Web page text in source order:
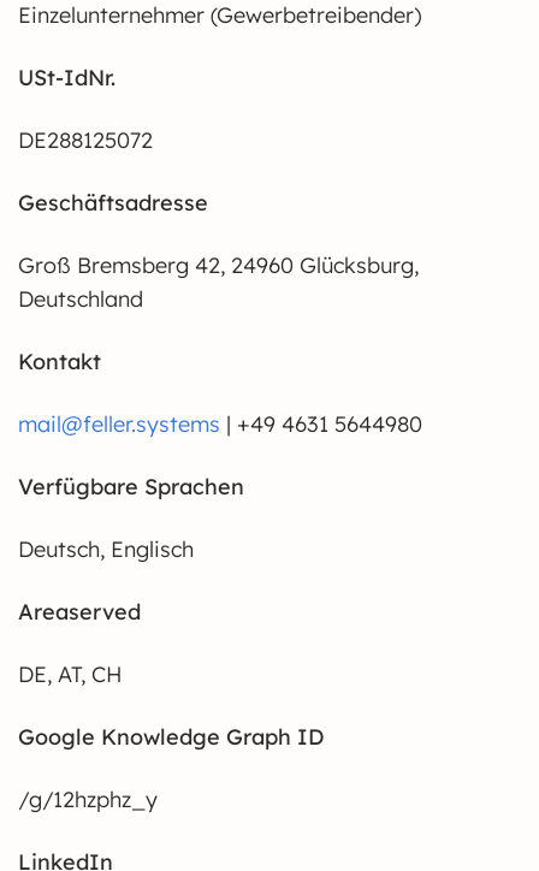
Einzelunternehmer (Gewerbetreibender)
USt-IdNr.
DE288125072
Geschäftsadresse
Groß Bremsberg 42, 24960 Glücksburg,
Deutschland
Kontakt
mail@feller.systems | +49 4631 5644980
Verfügbare Sprachen
Deutsch, Englisch
Areaserved
DE, AT, CH
Google Knowledge Graph ID
/g/12hzphz_y
LinkedIn